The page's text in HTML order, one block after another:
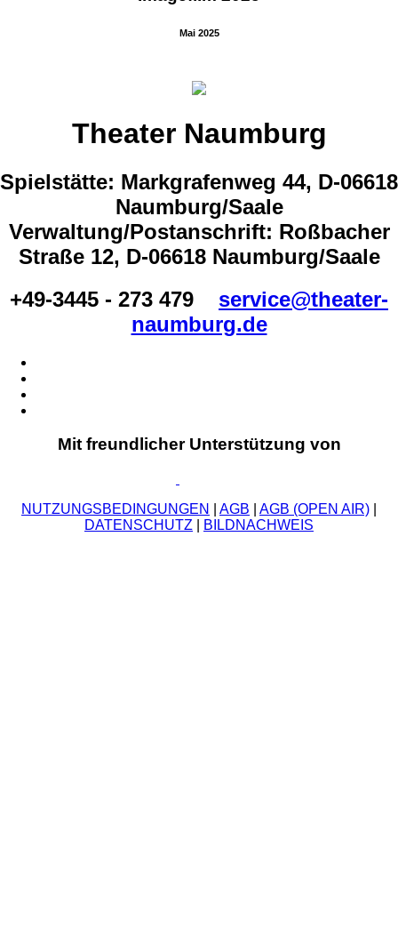
Mai 2025
Theater Naumburg
Spielstätte: Markgrafenweg 44, D-06618
Naumburg/Saale
Verwaltung/Postanschrift: Roßbacher
Straße 12, D-06618 Naumburg/Saale
+49-3445 - 273 479
service@theater-
naumburg.de
Mit freundlicher Unterstützung von
NUTZUNGSBEDINGUNGEN AGB AGB (OPEN AIR)
DATENSCHUTZ
BILDNACHWEIS